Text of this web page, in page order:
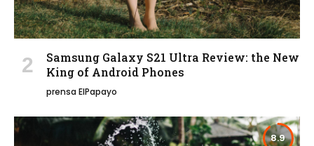
Samsung Galaxy S21 Ultra Review: the New
King of Android Phones
prensa ElPapayo
8.9